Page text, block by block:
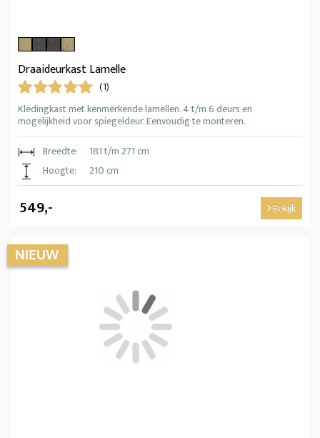
Draaideurkast Lamelle
(1)
Kledingkast met kenmerkende lamellen. 4 t/m 6 deurs en
mogelijkheid voor spiegeldeur. Eenvoudig te monteren.
Breedte:
181 t/m 271 cm
Hoogte:
210 cm
549,- Bekijk